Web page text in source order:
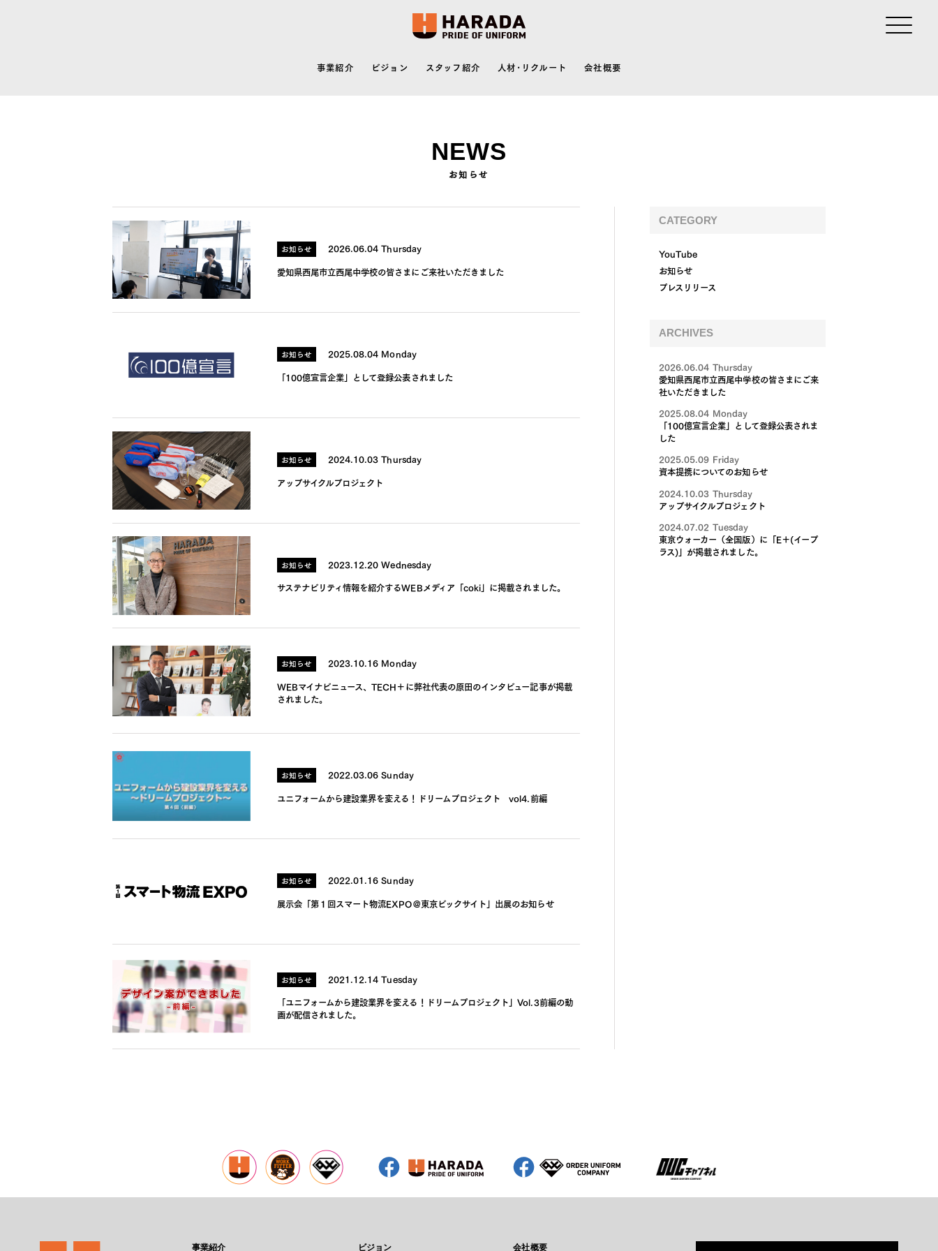
事業紹介 ビジョン スタッフ紹介 人材･リクルート 会社概要
NEWS
お知らせ
お知らせ
2026.06.04 Thursday
愛知県西尾市立西尾中学校の皆さまにご来社いただきました
お知らせ
2025.08.04 Monday
「100億宣言企業」として登録公表されました
お知らせ
2024.10.03 Thursday
アップサイクルプロジェクト
お知らせ
2023.12.20 Wednesday
サステナビリティ情報を紹介するWEBメディア「coki」に掲載されました。
お知らせ
2023.10.16 Monday
WEBマイナビニュース、TECH＋に弊社代表の原田のインタビュー記事が掲載
されました。
お知らせ
2022.03.06 Sunday
ユニフォームから建設業界を変える！ドリームプロジェクト vol4.前編
お知らせ
2022.01.16 Sunday
展示会「第１回スマート物流EXPO＠東京ビックサイト」出展のお知らせ
お知らせ
2021.12.14 Tuesday
「ユニフォームから建設業界を変える！ドリームプロジェクト」Vol.3前編の動
画が配信されました。
CATEGORY
YouTube
お知らせ
プレスリリース
ARCHIVES
2026.06.04 Thursday
愛知県西尾市立西尾中学校の皆さまにご来
社いただきました
2025.08.04 Monday
「100億宣言企業」として登録公表されま
した
2025.05.09 Friday
資本提携についてのお知らせ
2024.10.03 Thursday
アップサイクルプロジェクト
2024.07.02 Tuesday
東京ウォーカー（全国版）に「E＋(イープ
ラス)」が掲載されました。
事業紹介 ビジョン 会社概要